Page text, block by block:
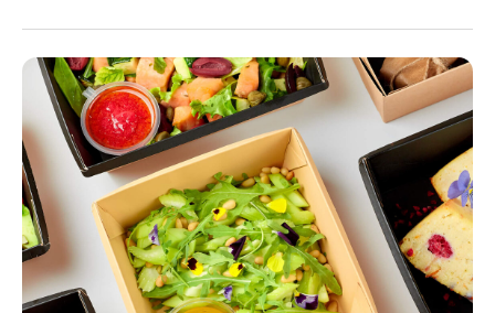
* от 21.03.2022 г. Meta* (социальные сети Instagram*
и Facebook*) организация запрещённая на
территории Российской Федерации.
© Все права защищены